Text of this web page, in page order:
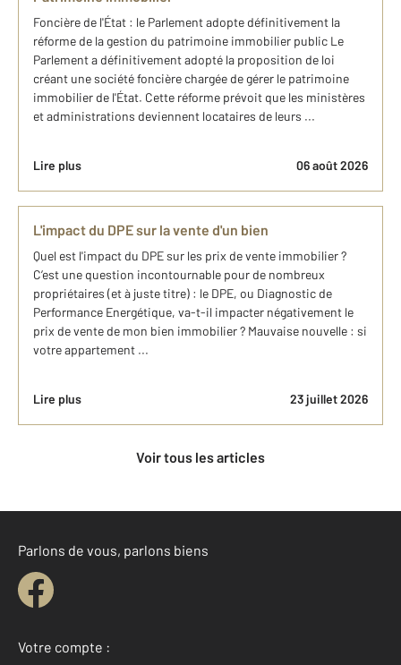
Foncière de l'État : le Parlement adopte définitivement la
réforme de la gestion du patrimoine immobilier public Le
Parlement a définitivement adopté la proposition de loi
créant une société foncière chargée de gérer le patrimoine
immobilier de l'État. Cette réforme prévoit que les ministères
et administrations deviennent locataires de leurs ...
Lire plus 06 août 2026
L'impact du DPE sur la vente d'un bien
Quel est l'impact du DPE sur les prix de vente immobilier ?
C’est une question incontournable pour de nombreux
propriétaires (et à juste titre) : le DPE, ou Diagnostic de
Performance Energétique, va-t-il impacter négativement le
prix de vente de mon bien immobilier ? Mauvaise nouvelle : si
votre appartement ...
Lire plus 23 juillet 2026
Voir tous les articles
Parlons de vous, parlons biens
Votre compte :